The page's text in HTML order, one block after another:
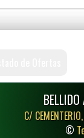
C/
©